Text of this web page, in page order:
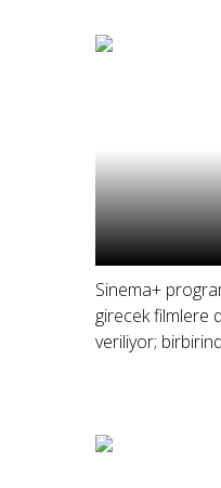
Sinema+
girecek filmlere
veriliyor;